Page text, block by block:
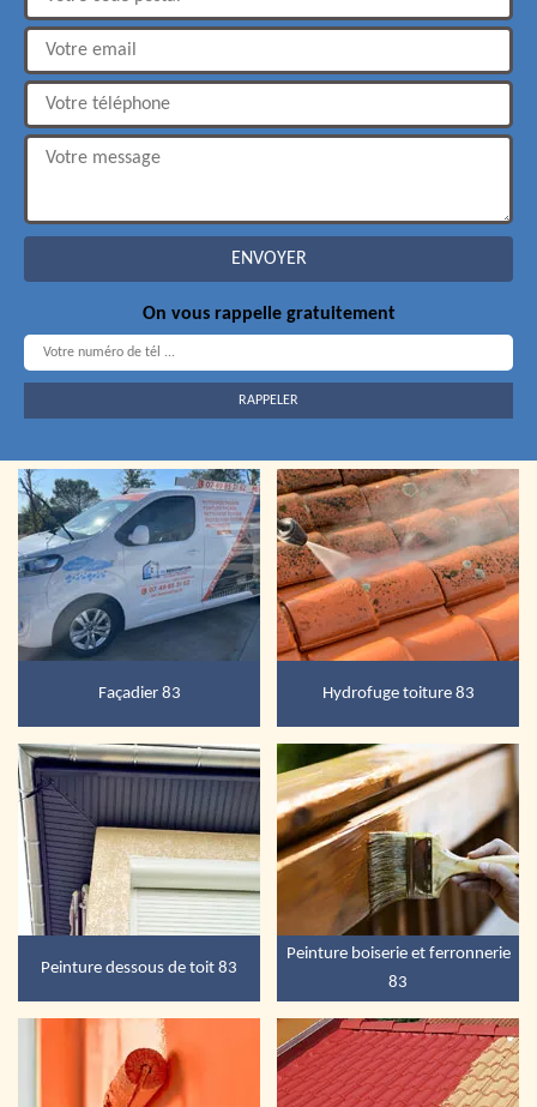
On vous rappelle gratuitement
Façadier 83 Hydrofuge toiture 83
Peinture dessous de toit 83
Peinture boiserie et ferronnerie
83